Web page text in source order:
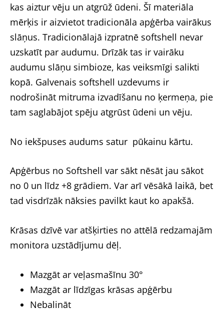
kas aiztur vēju un atgrūž ūdeni. Šī materiāla
mērķis ir aizvietot tradicionāla apģērba vairākus
slāņus. Tradicionālajā izpratnē softshell nevar
uzskatīt par audumu. Drīzāk tas ir vairāku
audumu slāņu simbioze, kas veiksmīgi salikti
kopā. Galvenais softshell uzdevums ir
nodrošināt mitruma izvadīšanu no ķermeņa, pie
tam saglabājot spēju atgrūst ūdeni un vēju.
No iekšpuses audums satur pūkainu kārtu.
Apģērbus no Softshell var sākt nēsāt jau sākot
no 0 un līdz +8 grādiem. Var arī vēsākā laikā, bet
tad visdrīzāk nāksies pavilkt kaut ko apakšā.
Krāsas dzīvē var atšķirties no attēlā redzamajām
monitora uzstādījumu dēļ.
Mazgāt ar veļasmašīnu 30°
Mazgāt ar līdzīgas krāsas apģērbu
Nebalināt